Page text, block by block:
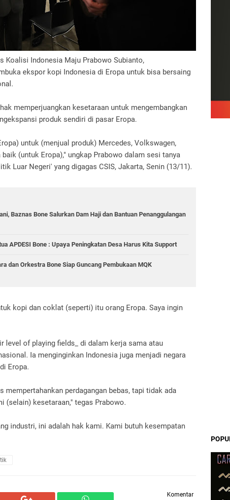
Koalisi Indonesia Maju Prabowo Subianto,
ekspor kopi Indonesia di Eropa untuk bisa bersaing
memperjuangkan kesetaraan untuk mengembangkan
produk sendiri di pasar Eropa.
untuk (menjual produk) Mercedes, Volkswagen,
(untuk Eropa)," ungkap Prabowo dalam sesi tanya
Luar Negeri' yang digagas CSIS, Jakarta, Senin (13/11).
Baznas Bone Salurkan Dam Haji dan Bantuan Penanggulangan
APDESI Bone : Upaya Peningkatan Desa Harus Kita Support
dan Orkestra Bone Siap Guncang Pembukaan MQK
kopi dan coklat (seperti) itu orang Eropa. Saya ingin
level of playing fields_ di dalam kerja sama atau
Ia menginginkan Indonesia juga menjadi negara
Eropa.
mempertahankan perdagangan bebas, tapi tidak ada
(selain) kesetaraan," tegas Prabowo.
industri, ini adalah hak kami. Kami butuh kesempatan
Komentar